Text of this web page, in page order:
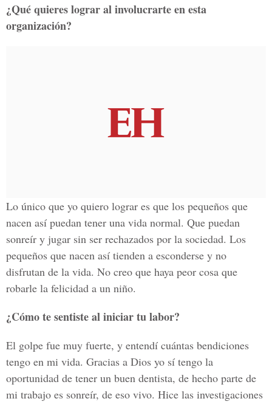
¿Qué quieres lograr al involucrarte en esta
organización?
Lo único que yo quiero lograr es que los pequeños que
nacen así puedan tener una vida normal. Que puedan
sonreír y jugar sin ser rechazados por la sociedad. Los
pequeños que nacen así tienden a esconderse y no
disfrutan de la vida. No creo que haya peor cosa que
robarle la felicidad a un niño.
¿Cómo te sentiste al iniciar tu labor?
El golpe fue muy fuerte, y entendí cuántas bendiciones
tengo en mi vida. Gracias a Dios yo sí tengo la
oportunidad de tener un buen dentista, de hecho parte de
mi trabajo es sonreír, de eso vivo. Hice las investigaciones